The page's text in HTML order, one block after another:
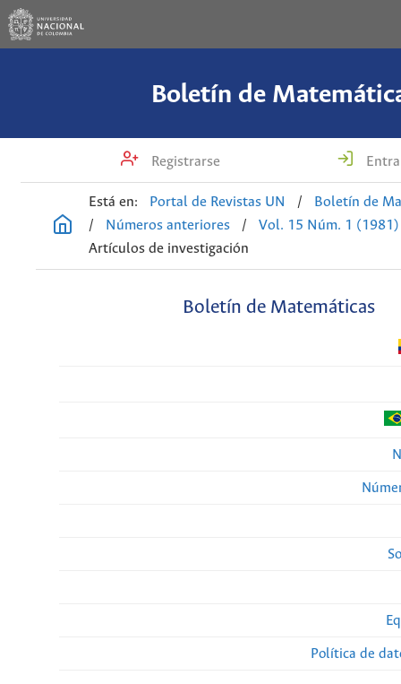
Boletín de
Registrarse
Está en: Portal de Revistas UN /
Boletín de
/
Números anteriores /
Vol. 15 Núm. 1 (1981)
Artículos de investigación
Boletín de Matemáticas
Política de